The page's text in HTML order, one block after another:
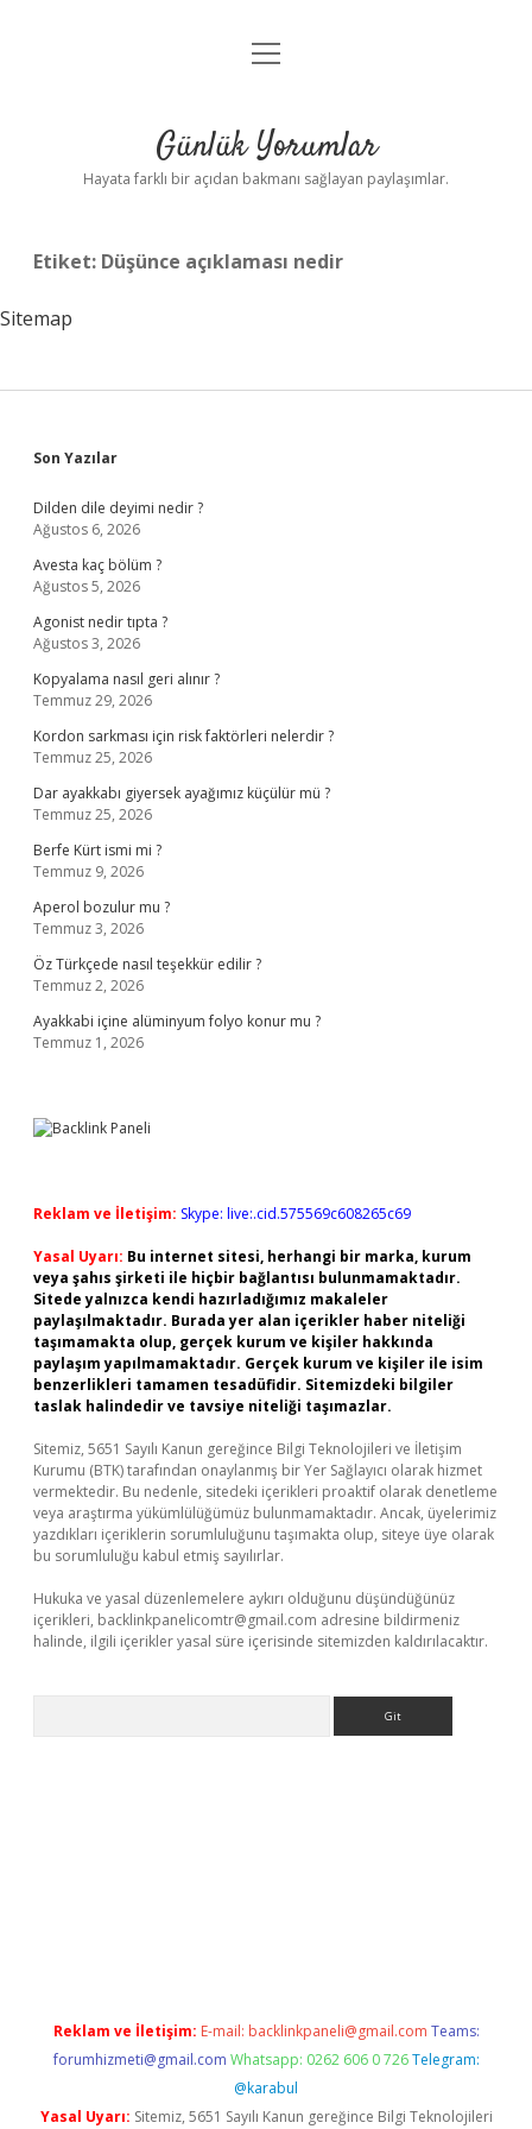
Anasayfa
Yasal Uyarı
menüyü
Günlük Yorumlar
Hayata farklı bir açıdan bakmanı sağlayan paylaşımlar.
Etiket: Düşünce açıklaması nedir
Sitemap
Sidebar
Son Yazılar
Dilden dile deyimi nedir ?
Ağustos 6, 2026
Avesta kaç bölüm ?
Ağustos 5, 2026
Agonist nedir tıpta ?
Ağustos 3, 2026
Kopyalama nasıl geri alınır ?
Temmuz 29, 2026
Kordon sarkması için risk faktörleri nelerdir ?
Temmuz 25, 2026
Dar ayakkabı giyersek ayağımız küçülür mü ?
Temmuz 25, 2026
Berfe Kürt ismi mi ?
Temmuz 9, 2026
Aperol bozulur mu ?
Temmuz 3, 2026
Öz Türkçede nasıl teşekkür edilir ?
Temmuz 2, 2026
Ayakkabi içine alüminyum folyo konur mu ?
Temmuz 1, 2026
Reklam ve İletişim: Skype: live:.cid.575569c608265c69
Yasal Uyarı: Bu internet sitesi, herhangi bir marka, kurum
veya şahıs şirketi ile hiçbir bağlantısı bulunmamaktadır.
Sitede yalnızca kendi hazırladığımız makaleler
paylaşılmaktadır. Burada yer alan içerikler haber niteliği
taşımamakta olup, gerçek kurum ve kişiler hakkında
paylaşım yapılmamaktadır. Gerçek kurum ve kişiler ile isim
benzerlikleri tamamen tesadüfidir. Sitemizdeki bilgiler
taslak halindedir ve tavsiye niteliği taşımazlar.
Sitemiz, 5651 Sayılı Kanun gereğince Bilgi Teknolojileri ve İletişim
Kurumu (BTK) tarafından onaylanmış bir Yer Sağlayıcı olarak hizmet
vermektedir. Bu nedenle, sitedeki içerikleri proaktif olarak denetleme
veya araştırma yükümlülüğümüz bulunmamaktadır. Ancak, üyelerimiz
yazdıkları içeriklerin sorumluluğunu taşımakta olup, siteye üye olarak
bu sorumluluğu kabul etmiş sayılırlar.
Hukuka ve yasal düzenlemelere aykırı olduğunu düşündüğünüz
içerikleri, backlinkpanelicomtr@gmail.com adresine bildirmeniz
halinde, ilgili içerikler yasal süre içerisinde sitemizden kaldırılacaktır.
Reklam ve İletişim: E-mail: backlinkpaneli@gmail.com Teams:
forumhizmeti@gmail.com Whatsapp: 0262 606 0 726 Telegram:
@karabul
Yasal Uyarı: Sitemiz, 5651 Sayılı Kanun gereğince Bilgi Teknolojileri